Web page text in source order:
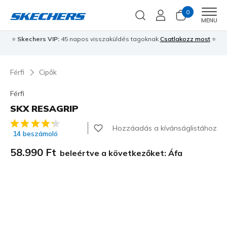
0
MENU
⭐ Skechers VIP:45 napos visszaküldés tagoknak Csatlakozz most⭐
Férfi Cipők
Férfi
SKX RESAGRIP
5 az 5-ből ügyfélértékelés
14 beszámoló
Hozzáadás a kívánságlistához
58.990 Ft beleértve a következőket: Áfa